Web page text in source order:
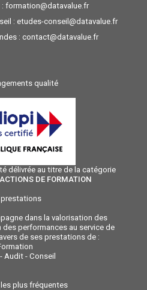
formation@datavalue.fr
: etudes-conseil@datavalue.fr
: contact@datavalue.fr
qualité
délivrée au titre de la catégorie
ACTIONS DE FORMATION
dans la valorisation des
performances au service de
de ses prestations de :
Audit - Conseil
plus fréquentes